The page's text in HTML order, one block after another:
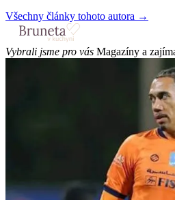
Všechny články tohoto autora →
Vybrali jsme pro vás Magazíny a